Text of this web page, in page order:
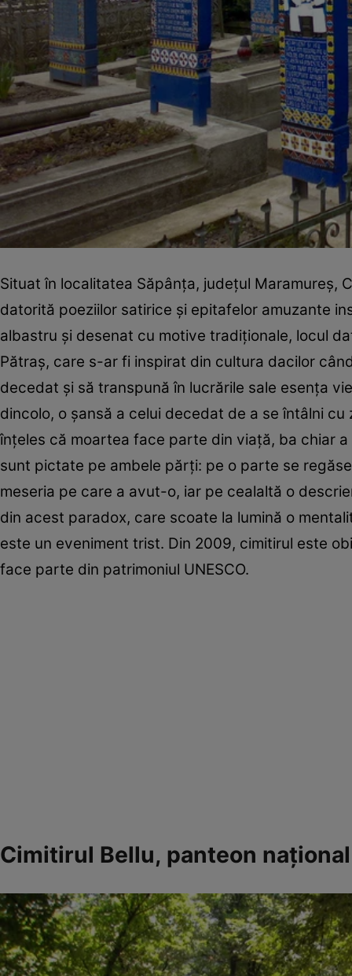
Situat în localitatea Săpânţa, judeţul Maramureş,
datorită poeziilor satirice şi epitafelor amuzante
albastru şi desenat cu motive tradiţionale, locul
Pătraş, care s-ar fi inspirat din cultura dacilor
decedat şi să transpună în lucrările sale esenţa
dincolo, o şansă a celui decedat de a se întâlni
înţeles că moartea face parte din viaţă, ba chiar
sunt pictate pe ambele părţi: pe o parte se
meseria pe care a avut-o, iar pe cealaltă o
din acest paradox, care scoate la lumină o
este un eveniment trist. Din 2009, cimitirul este
face parte din patrimoniul UNESCO.
Cimitirul Bellu, panteon naţional